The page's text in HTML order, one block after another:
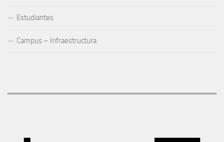
Estudiantes
Campus – Infraestructura